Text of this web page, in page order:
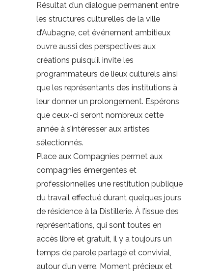
Résultat d’un dialogue permanent entre
les structures culturelles de la ville
d’Aubagne, cet événement ambitieux
ouvre aussi des perspectives aux
créations puisqu’il invite les
programmateurs de lieux culturels ainsi
que les représentants des institutions à
leur donner un prolongement. Espérons
que ceux-ci seront nombreux cette
année à s’intéresser aux artistes
sélectionnés.
Place aux Compagnies permet aux
compagnies émergentes et
professionnelles une restitution publique
du travail effectué durant quelques jours
de résidence à la Distillerie. À l’issue des
représentations, qui sont toutes en
accès libre et gratuit, il y a toujours un
temps de parole partagé et convivial,
autour d’un verre. Moment précieux et